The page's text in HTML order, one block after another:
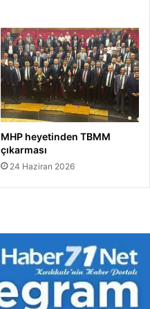
MHP heyetinden TBMM
çıkarması
24 Haziran 2026